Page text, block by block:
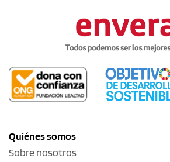
Quiénes somos
Sobre nosotros